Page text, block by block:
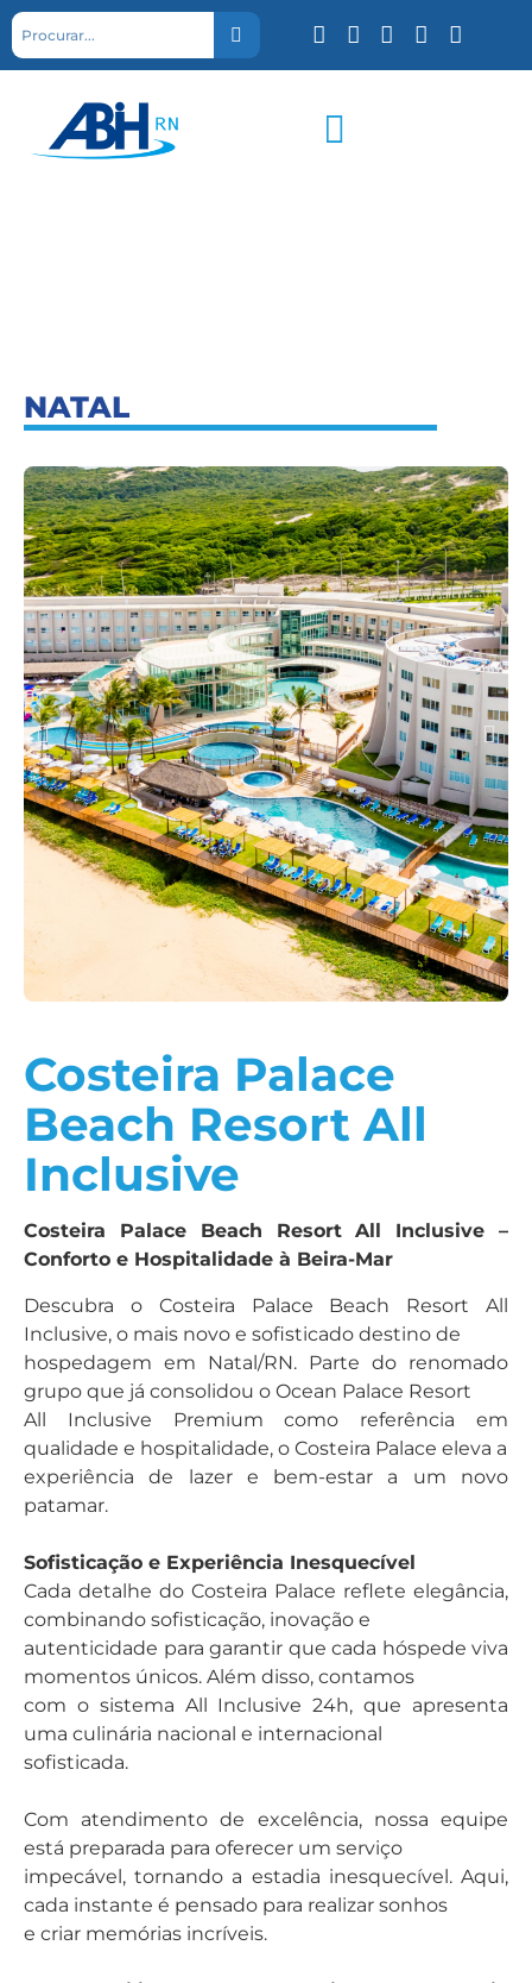
NATAL
Costeira Palace
Beach Resort All
Inclusive
Costeira Palace Beach Resort All Inclusive –
Conforto e Hospitalidade à Beira-Mar
Descubra o Costeira Palace Beach Resort All
Inclusive, o mais novo e sofisticado destino de
hospedagem em Natal/RN. Parte do renomado
grupo que já consolidou o Ocean Palace Resort
All Inclusive Premium como referência em
qualidade e hospitalidade, o Costeira Palace eleva a
experiência de lazer e bem-estar a um novo
patamar.
Sofisticação e Experiência Inesquecível
Cada detalhe do Costeira Palace reflete elegância,
combinando sofisticação, inovação e
autenticidade para garantir que cada hóspede viva
momentos únicos. Além disso, contamos
com o sistema All Inclusive 24h, que apresenta
uma culinária nacional e internacional
sofisticada.
Com atendimento de excelência, nossa equipe
está preparada para oferecer um serviço
impecável, tornando a estadia inesquecível. Aqui,
cada instante é pensado para realizar sonhos
e criar memórias incríveis.